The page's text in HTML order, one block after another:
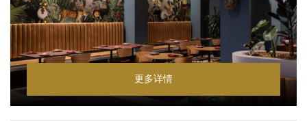
更多详情